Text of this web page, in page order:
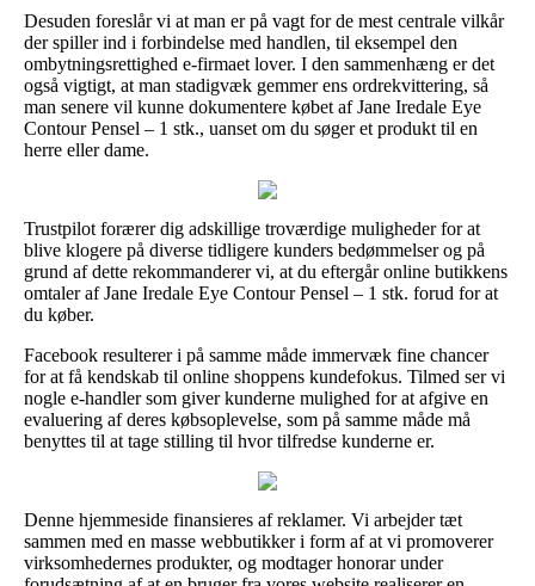
Desuden foreslår vi at man er på vagt for de mest centrale vilkår
der spiller ind i forbindelse med handlen, til eksempel den
ombytningsrettighed e-firmaet lover. I den sammenhæng er det
også vigtigt, at man stadigvæk gemmer ens ordrekvittering, så
man senere vil kunne dokumentere købet af Jane Iredale Eye
Contour Pensel – 1 stk., uanset om du søger et produkt til en
herre eller dame.
Trustpilot forærer dig adskillige troværdige muligheder for at
blive klogere på diverse tidligere kunders bedømmelser og på
grund af dette rekommanderer vi, at du eftergår online butikkens
omtaler af Jane Iredale Eye Contour Pensel – 1 stk. forud for at
du køber.
Facebook resulterer i på samme måde immervæk fine chancer
for at få kendskab til online shoppens kundefokus. Tilmed ser vi
nogle e-handler som giver kunderne mulighed for at afgive en
evaluering af deres købsoplevelse, som på samme måde må
benyttes til at tage stilling til hvor tilfredse kunderne er.
Denne hjemmeside finansieres af reklamer. Vi arbejder tæt
sammen med en masse webbutikker i form af at vi promoverer
virksomhedernes produkter, og modtager honorar under